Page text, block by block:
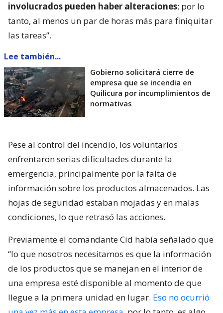
involucrados pueden haber alteraciones; por lo
tanto, al menos un par de horas más para finiquitar
las tareas”.
Lee también...
Gobierno solicitará cierre de
empresa que se incendia en
Quilicura por incumplimientos de
normativas
Pese al control del incendio, los voluntarios
enfrentaron serias dificultades durante la
emergencia, principalmente por la falta de
información sobre los productos almacenados. Las
hojas de seguridad estaban mojadas y en malas
condiciones, lo que retrasó las acciones.
Previamente el comandante Cid había señalado que
“lo que nosotros necesitamos es que la información
de los productos que se manejan en el interior de
una empresa esté disponible al momento de que
llegue a la primera unidad en lugar. Eso no ocurrió